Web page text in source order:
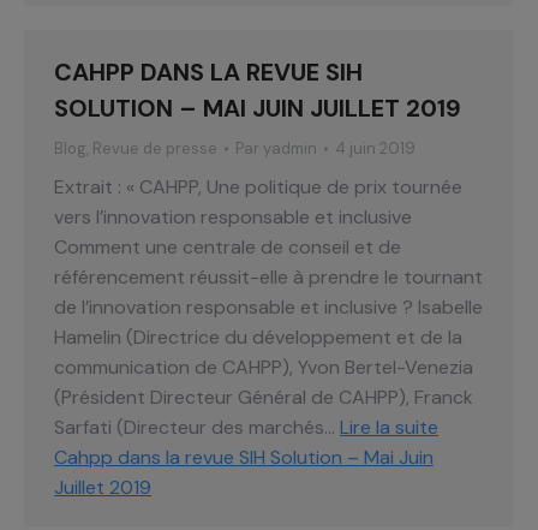
CAHPP DANS LA REVUE SIH
SOLUTION – MAI JUIN JUILLET 2019
Blog, Revue de presse Par yadmin 4 juin 2019
Extrait : « CAHPP, Une politique de prix tournée
vers l’innovation responsable et inclusive
Comment une centrale de conseil et de
référencement réussit-elle à prendre le tournant
de l’innovation responsable et inclusive ? Isabelle
Hamelin (Directrice du développement et de la
communication de CAHPP), Yvon Bertel-Venezia
(Président Directeur Général de CAHPP), Franck
Sarfati (Directeur des marchés… Lire la suite
Cahpp dans la revue SIH Solution – Mai Juin
Juillet 2019